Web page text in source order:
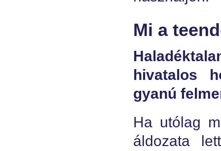
Mi a
hivatalos
gyanú
Ha utólag
áldozata